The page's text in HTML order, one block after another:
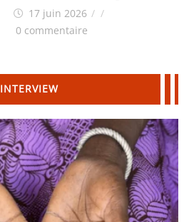
Idrissa Chérif écrit au ministre
des Hydrocarbures
17 juin 2026 / /
0 commentaire
INTERVIEW